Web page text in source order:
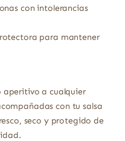
con intolerancias
para mantener
aperitivo a cualquier
con tu salsa
seco y protegido de